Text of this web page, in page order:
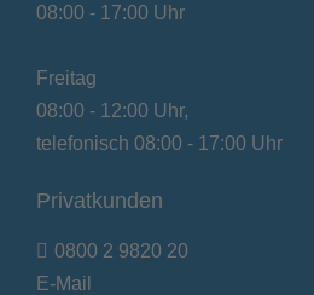
08:00 - 17:00 Uhr
Freitag
08:00 - 12:00 Uhr,
telefonisch 08:00 - 17:00 Uhr
Privatkunden
0800 2 9820 20
E-Mail